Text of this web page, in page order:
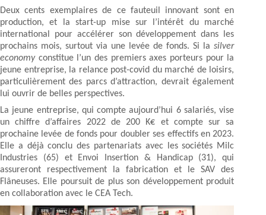
Deux cents exemplaires de ce fauteuil innovant sont en
production, et la start-up mise sur l’intérêt du marché
international pour accélérer son développement dans les
prochains mois, surtout via une levée de fonds. Si lasilver
economyconstitue l’un des premiers axes porteurs pour la
jeune entreprise, la relance post-covid du marché de loisirs,
particulièrement des parcs d’attraction, devrait également
lui ouvrir de belles perspectives.
La jeune entreprise, qui compte aujourd’hui 6 salariés, vise
un chiffre d’affaires 2022 de 200 K€ et compte sur sa
prochaine levée de fonds pour doubler ses effectifs en 2023.
Elle a déjà conclu des partenariats avec les sociétés Milc
Industries (65) et Envoi Insertion & Handicap (31), qui
assureront respectivement la fabrication et le SAV des
Flâneuses. Elle poursuit de plus son développement produit
en collaboration avec le CEA Tech.